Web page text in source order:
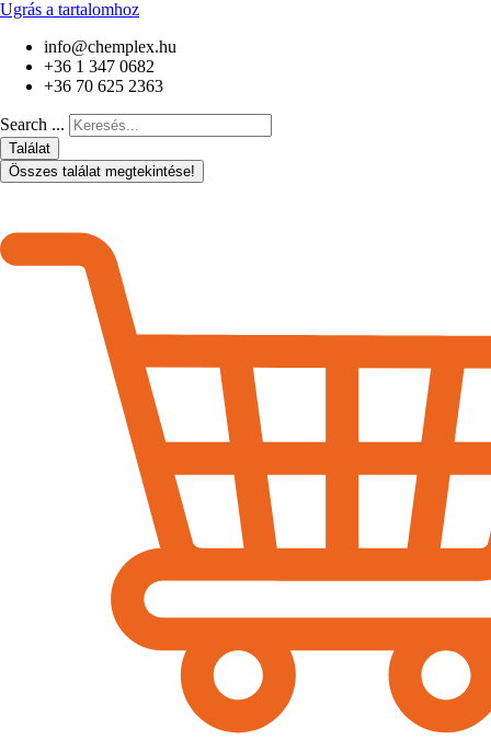
Ugrás a tartalomhoz
info@chemplex.hu
+36 1 347 0682
+36 70 625 2363
Search ...
Találat
Összes találat megtekintése!